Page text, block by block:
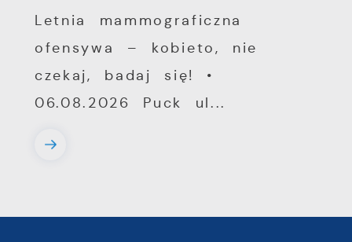
Letnia mammograficzna
ofensywa – kobieto, nie
czekaj, badaj się! •
06.08.2026 Puck ul...